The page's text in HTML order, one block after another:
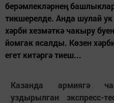
берәмлекләрнең
тикшерелде. Анда шулай
хәрби хезмәткә чакыру
йомгак ясалды. Көзен
егет китәргә тиеш...
Казанда армиягә
уздырылган экспресс-